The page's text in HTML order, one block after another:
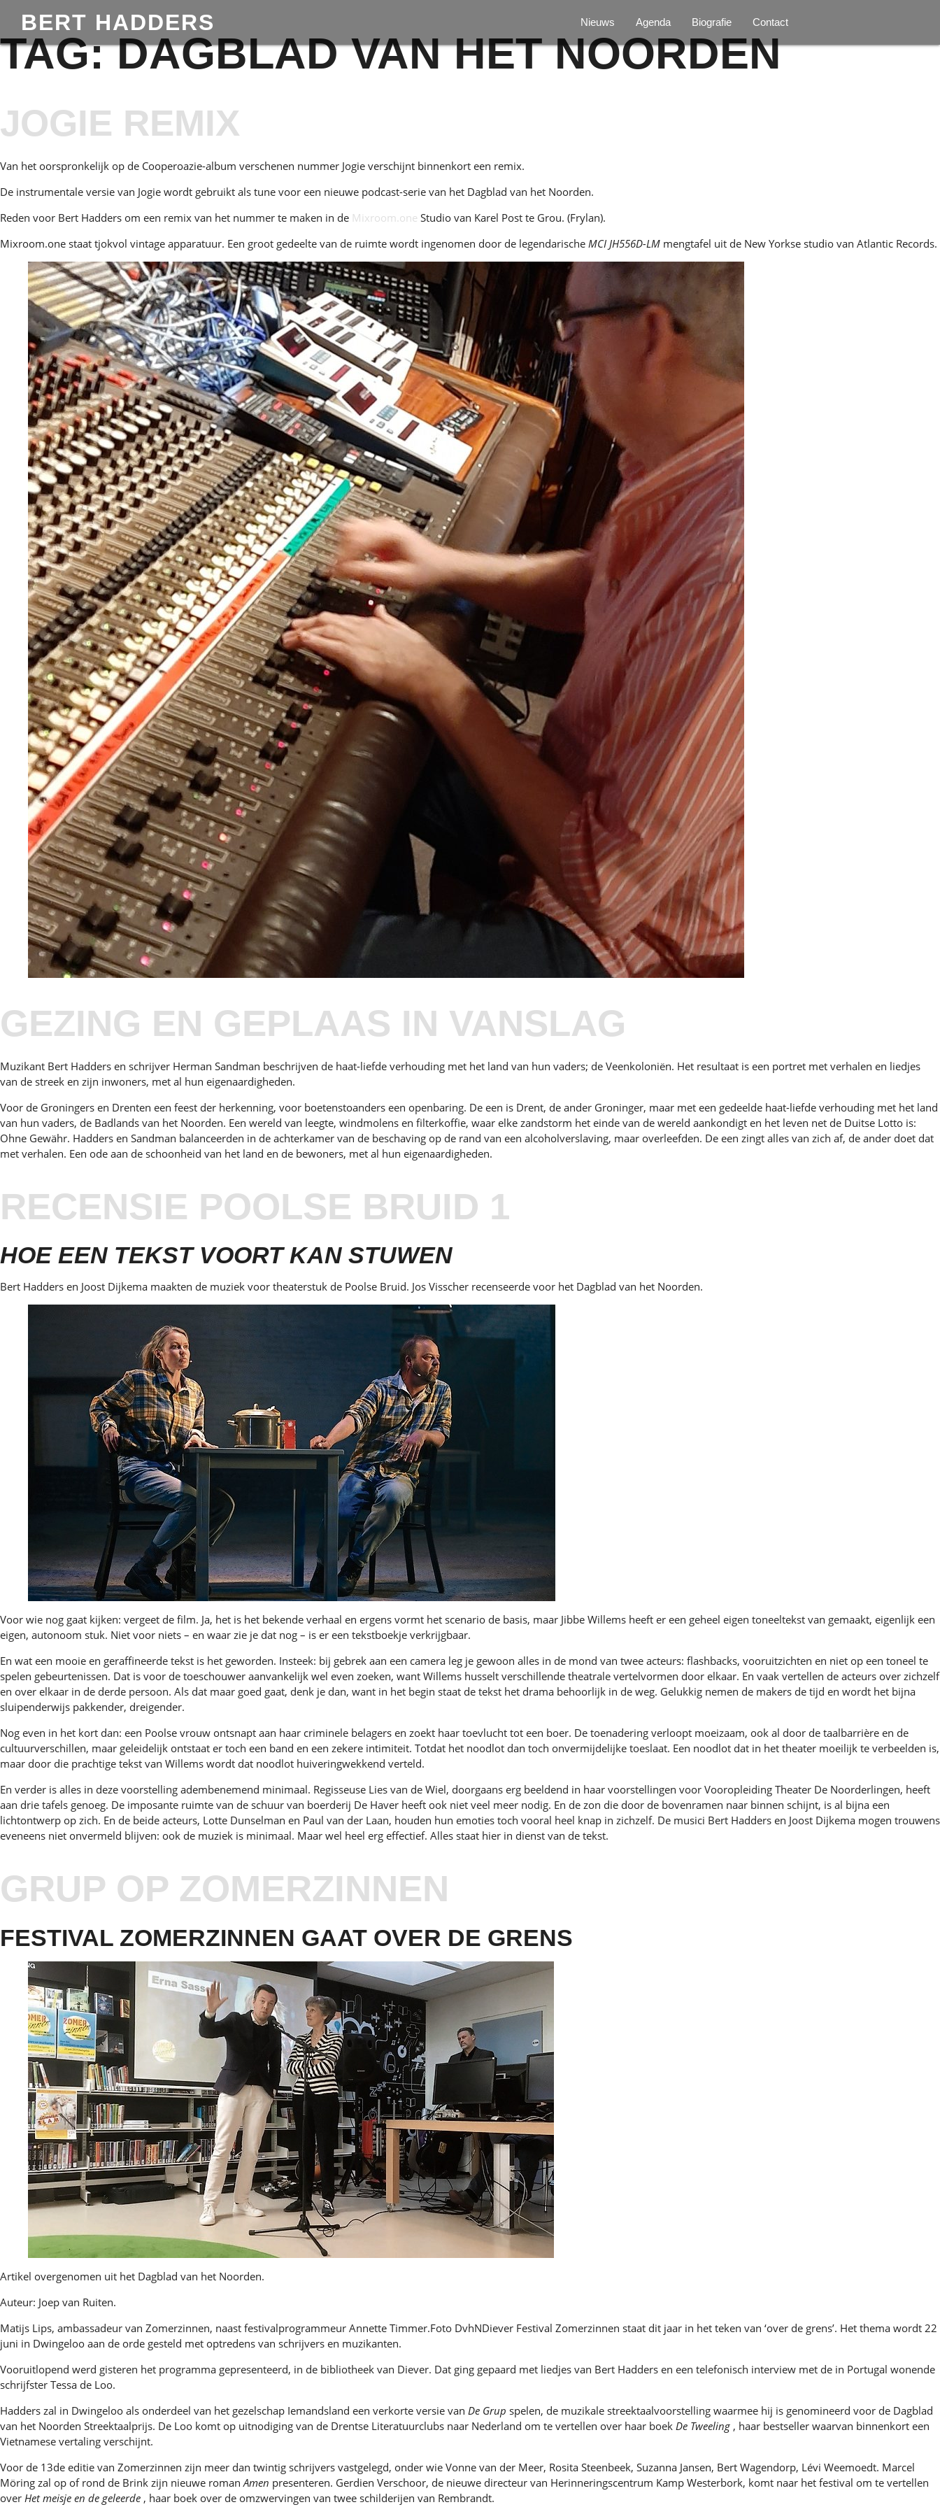
BERT HADDERS Nieuws Agenda Biografie Contact
TAG:DAGBLAD VAN HET NOORDEN
JOGIE REMIX
Van het oorspronkelijk op de Cooperoazie-album verschenen nummer Jogie verschijnt binnenkort een remix.
De instrumentale versie van Jogie wordt gebruikt als tune voor een nieuwe podcast-serie van het Dagblad van het Noorden.
Reden voor Bert Hadders om een remix van het nummer te maken in de Mixroom.one Studio van Karel Post te Grou. (Frylan).
Mixroom.one staat tjokvol vintage apparatuur. Een groot gedeelte van de ruimte wordt ingenomen door de legendarische MCI JH556D-LM mengtafel uit de New Yorkse studio van Atlantic Records.
GEZING EN GEPLAAS IN VANSLAG
Muzikant Bert Hadders en schrijver Herman Sandman beschrijven de haat-liefde verhouding met het land van hun vaders; de Veenkoloniën. Het resultaat is een portret met verhalen en liedjes
van de streek en zijn inwoners, met al hun eigenaardigheden.
Voor de Groningers en Drenten een feest der herkenning, voor boetenstoanders een openbaring. De een is Drent, de ander Groninger, maar met een gedeelde haat-liefde verhouding met het land
van hun vaders, de Badlands van het Noorden. Een wereld van leegte, windmolens en filterkoffie, waar elke zandstorm het einde van de wereld aankondigt en het leven net de Duitse Lotto is:
Ohne Gewähr. Hadders en Sandman balanceerden in de achterkamer van de beschaving op de rand van een alcoholverslaving, maar overleefden. De een zingt alles van zich af, de ander doet dat
met verhalen. Een ode aan de schoonheid van het land en de bewoners, met al hun eigenaardigheden.
RECENSIE POOLSE BRUID 1
HOE EEN TEKST VOORT KAN STUWEN
Bert Hadders en Joost Dijkema maakten de muziek voor theaterstuk de Poolse Bruid. Jos Visscher recenseerde voor het Dagblad van het Noorden.
Voor wie nog gaat kijken: vergeet de film. Ja, het is het bekende verhaal en ergens vormt het scenario de basis, maar Jibbe Willems heeft er een geheel eigen toneeltekst van gemaakt, eigenlijk een
eigen, autonoom stuk. Niet voor niets – en waar zie je dat nog – is er een tekstboekje verkrijgbaar.
En wat een mooie en geraffineerde tekst is het geworden. Insteek: bij gebrek aan een camera leg je gewoon alles in de mond van twee acteurs: flashbacks, vooruitzichten en niet op een toneel te
spelen gebeurtenissen. Dat is voor de toeschouwer aanvankelijk wel even zoeken, want Willems husselt verschillende theatrale vertelvormen door elkaar. En vaak vertellen de acteurs over zichzelf
en over elkaar in de derde persoon. Als dat maar goed gaat, denk je dan, want in het begin staat de tekst het drama behoorlijk in de weg. Gelukkig nemen de makers de tijd en wordt het bijna
sluipenderwijs pakkender, dreigender.
Nog even in het kort dan: een Poolse vrouw ontsnapt aan haar criminele belagers en zoekt haar toevlucht tot een boer. De toenadering verloopt moeizaam, ook al door de taalbarrière en de
cultuurverschillen, maar geleidelijk ontstaat er toch een band en een zekere intimiteit. Totdat het noodlot dan toch onvermijdelijke toeslaat. Een noodlot dat in het theater moeilijk te verbeelden is,
maar door die prachtige tekst van Willems wordt dat noodlot huiveringwekkend verteld.
En verder is alles in deze voorstelling adembenemend minimaal. Regisseuse Lies van de Wiel, doorgaans erg beeldend in haar voorstellingen voor Vooropleiding Theater De Noorderlingen, heeft
aan drie tafels genoeg. De imposante ruimte van de schuur van boerderij De Haver heeft ook niet veel meer nodig. En de zon die door de bovenramen naar binnen schijnt, is al bijna een
lichtontwerp op zich. En de beide acteurs, Lotte Dunselman en Paul van der Laan, houden hun emoties toch vooral heel knap in zichzelf. De musici Bert Hadders en Joost Dijkema mogen trouwens
eveneens niet onvermeld blijven: ook de muziek is minimaal. Maar wel heel erg effectief. Alles staat hier in dienst van de tekst.
GRUP OP ZOMERZINNEN
FESTIVAL ZOMERZINNEN GAAT OVER DE GRENS
Artikel overgenomen uit het Dagblad van het Noorden.
Auteur: Joep van Ruiten.
Matijs Lips, ambassadeur van Zomerzinnen, naast festivalprogrammeur Annette Timmer.Foto DvhNDiever Festival Zomerzinnen staat dit jaar in het teken van ‘over de grens’. Het thema wordt 22
juni in Dwingeloo aan de orde gesteld met optredens van schrijvers en muzikanten.
Vooruitlopend werd gisteren het programma gepresenteerd, in de bibliotheek van Diever. Dat ging gepaard met liedjes van Bert Hadders en een telefonisch interview met de in Portugal wonende
schrijfster Tessa de Loo.
Hadders zal in Dwingeloo als onderdeel van het gezelschap Iemandsland een verkorte versie van De Grup spelen, de muzikale streektaalvoorstelling waarmee hij is genomineerd voor de Dagblad
van het Noorden Streektaalprijs. De Loo komt op uitnodiging van de Drentse Literatuurclubs naar Nederland om te vertellen over haar boek De Tweeling , haar bestseller waarvan binnenkort een
Vietnamese vertaling verschijnt.
Voor de 13de editie van Zomerzinnen zijn meer dan twintig schrijvers vastgelegd, onder wie Vonne van der Meer, Rosita Steenbeek, Suzanna Jansen, Bert Wagendorp, Lévi Weemoedt. Marcel
Möring zal op of rond de Brink zijn nieuwe roman Amen presenteren. Gerdien Verschoor, de nieuwe directeur van Herinneringscentrum Kamp Westerbork, komt naar het festival om te vertellen
over Het meisje en de geleerde , haar boek over de omzwervingen van twee schilderijen van Rembrandt.